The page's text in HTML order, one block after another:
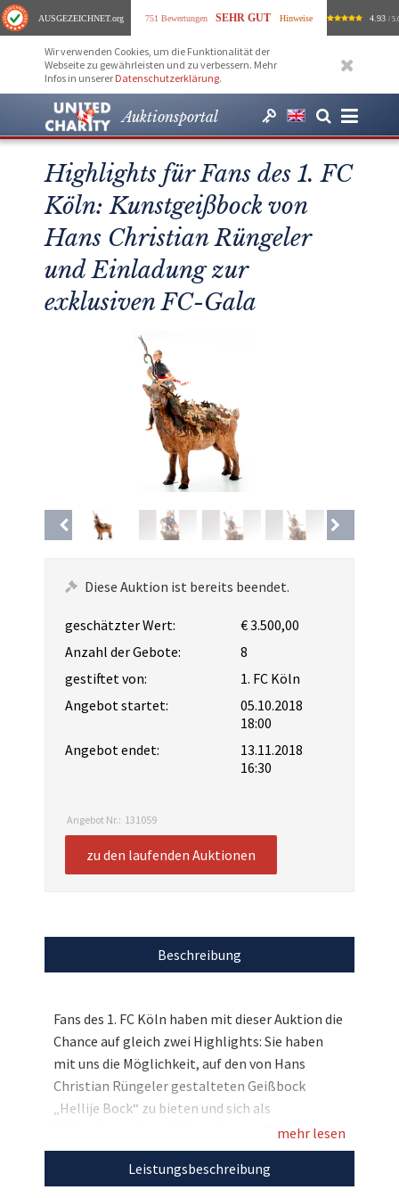
AUSGEZEICHNET.org 751 Bewertungen SEHR GUT Hinweise 4.93 /
Wir verwenden Cookies, um die Funktionalität der
Webseite zu gewährleisten und zu verbessern. Mehr
Infos in unserer Datenschutzerklärung.
Auktionsportal
Highlights für Fans des 1. FC
Köln: Kunstgeißbock von
Hans Christian Rüngeler
und Einladung zur
exklusiven FC-Gala
Diese Auktion ist bereits beendet.
geschätzter Wert:
€ 3.500,00
Anzahl der Gebote:
8
gestiftet von:
1. FC Köln
Angebot startet:
05.10.2018
18:00
Angebot endet:
13.11.2018
16:30
Angebot Nr.: 131059
zu den laufenden Auktionen
Beschreibung
Fans des 1. FC Köln haben mit dieser Auktion die
Chance auf gleich zwei Highlights: Sie haben
mit uns die Möglichkeit, auf den von Hans
Christian Rüngeler gestalteten Geißbock
„Hellije Bock“ zu bieten und sich als
Höchstbietender gleichzeitig eine Einladung
für zwei zur exklusiven FC-Gala am 17.
November zu sichern, auf der der 1. FC Köln mit
mehr lesen
Leistungsbeschreibung